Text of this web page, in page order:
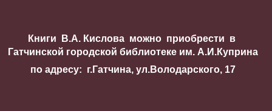
Книги В.А. Кислова можно приобрести в
Гатчинской городской библиотеке им. А.И.Куприна
по адресу: г.Гатчина, ул.Володарского, 17